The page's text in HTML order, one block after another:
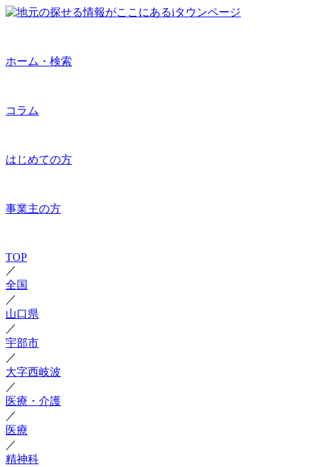
ホーム・検索
コラム
はじめての方
事業主の方
TOP
／
全国
／
山口県
／
宇部市
／
大字西岐波
／
医療・介護
／
医療
／
精神科